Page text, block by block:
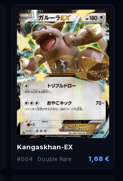
Kangaskhan-EX
#064 · Double Rare 1,68 €